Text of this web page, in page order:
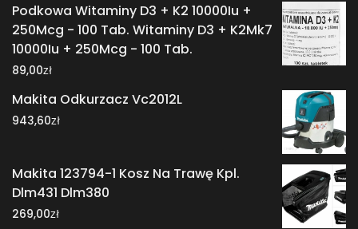
Podkowa Witaminy D3 + K2 10000Iu +
250Mcg - 100 Tab. Witaminy D3 + K2Mk7
10000Iu + 250Mcg - 100 Tab.
89,00zł
Makita Odkurzacz Vc2012L
943,60zł
Makita 123794-1 Kosz Na Trawę Kpl.
Dlm431 Dlm380
269,00zł